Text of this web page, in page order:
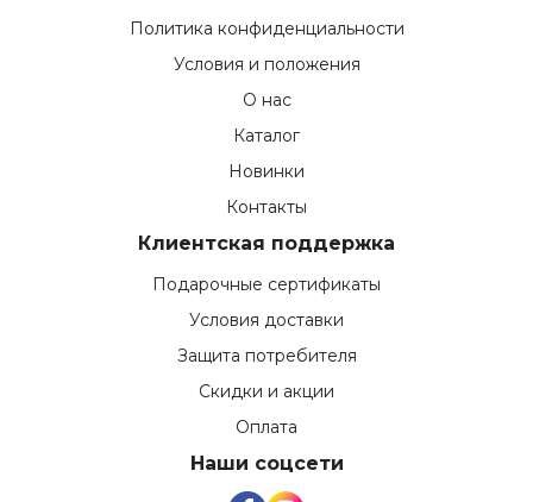
Политика конфиденциальности
Условия и положения
О нас
Каталог
Новинки
Контакты
Клиентская поддержка
Подарочные сертификаты
Условия доставки
Защита потребителя
Скидки и акции
Оплата
Наши соцсети